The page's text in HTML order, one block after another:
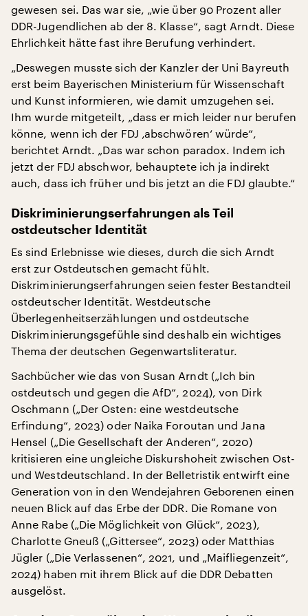
gewesen sei. Das war sie, „wie über 90 Prozent aller
DDR-Jugendlichen ab der 8. Klasse“, sagt Arndt. Diese
Ehrlichkeit hätte fast ihre Berufung verhindert.
„Deswegen musste sich der Kanzler der Uni Bayreuth
erst beim Bayerischen Ministerium für Wissenschaft
und Kunst informieren, wie damit umzugehen sei.
Ihm wurde mitgeteilt, „dass er mich leider nur berufen
könne, wenn ich der FDJ ‚abschwören‘ würde“,
berichtet Arndt. „Das war schon paradox. Indem ich
jetzt der FDJ abschwor, behauptete ich ja indirekt
auch, dass ich früher und bis jetzt an die FDJ glaubte.“
Diskriminierungserfahrungen als Teil
ostdeutscher Identität
Es sind Erlebnisse wie dieses, durch die sich Arndt
erst zur Ostdeutschen gemacht fühlt.
Diskriminierungserfahrungen seien fester Bestandteil
ostdeutscher Identität. Westdeutsche
Überlegenheitserzählungen und ostdeutsche
Diskriminierungsgefühle sind deshalb ein wichtiges
Thema der deutschen Gegenwartsliteratur.
Sachbücher wie das von Susan Arndt („Ich bin
ostdeutsch und gegen die AfD“, 2024), von Dirk
Oschmann („Der Osten: eine westdeutsche
Erfindung“, 2023) oder Naika Foroutan und Jana
Hensel („Die Gesellschaft der Anderen“, 2020)
kritisieren eine ungleiche Diskurshoheit zwischen Ost-
und Westdeutschland. In der Belletristik entwirft eine
Generation von in den Wendejahren Geborenen einen
neuen Blick auf das Erbe der DDR. Die Romane von
Anne Rabe („Die Möglichkeit von Glück“, 2023),
Charlotte Gneuß („Gittersee“, 2023) oder Matthias
Jügler („Die Verlassenen“, 2021, und „Maifliegenzeit“,
2024) haben mit ihrem Blick auf die DDR Debatten
ausgelöst.